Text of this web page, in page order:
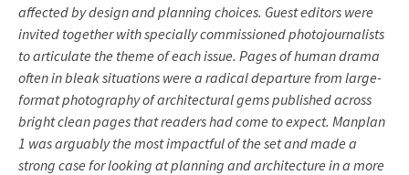
affected by design and planning choices. Guest editors were
invited together with specially commissioned photojournalists
to articulate the theme of each issue. Pages of human drama
often in bleak situations were a radical departure from large-
format photography of architectural gems published across
bright clean pages that readers had come to expect. Manplan
1 was arguably the most impactful of the set and made a
strong case for looking at planning and architecture in a more